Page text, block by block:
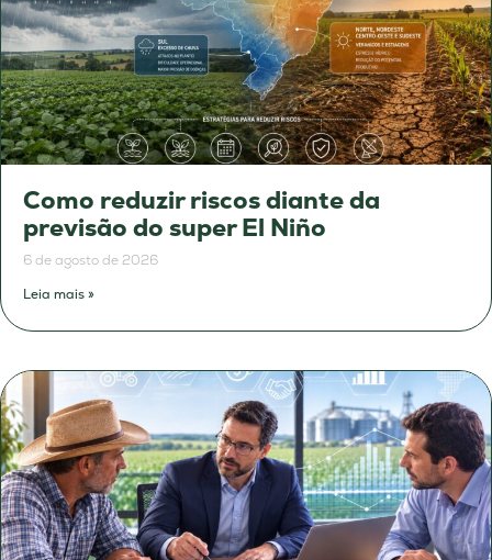
Como reduzir riscos diante da
previsão do super El Niño
6 de agosto de 2026
Leia mais »